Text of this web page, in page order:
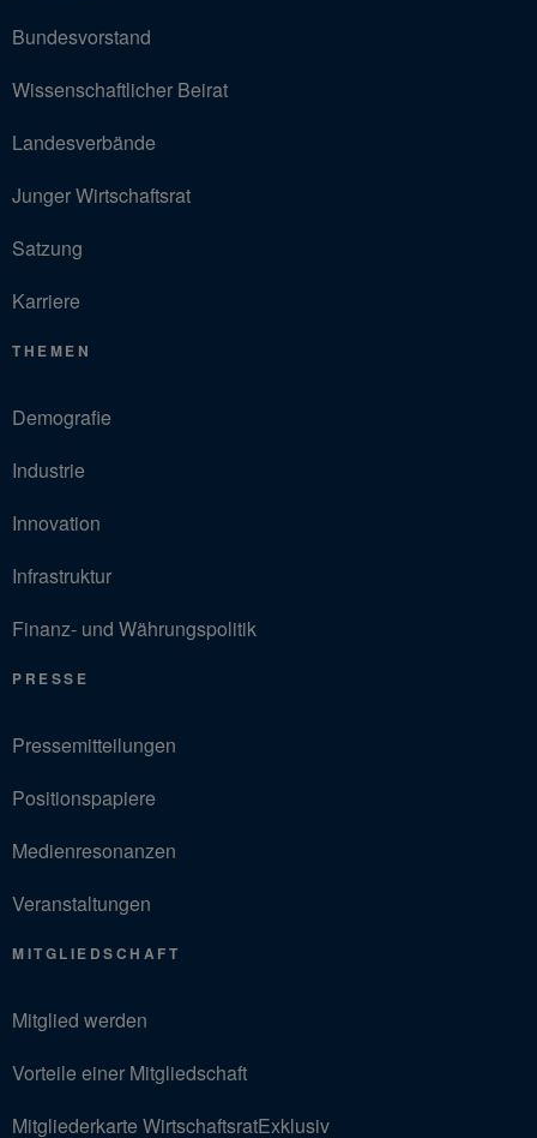
Bundesvorstand
Wissenschaftlicher Beirat
Landesverbände
Junger Wirtschaftsrat
Satzung
Karriere
THEMEN
Demografie
Industrie
Innovation
Infrastruktur
Finanz- und Währungspolitik
PRESSE
Pressemitteilungen
Positionspapiere
Medienresonanzen
Veranstaltungen
MITGLIEDSCHAFT
Mitglied werden
Vorteile einer Mitgliedschaft
Mitgliederkarte WirtschaftsratExklusiv